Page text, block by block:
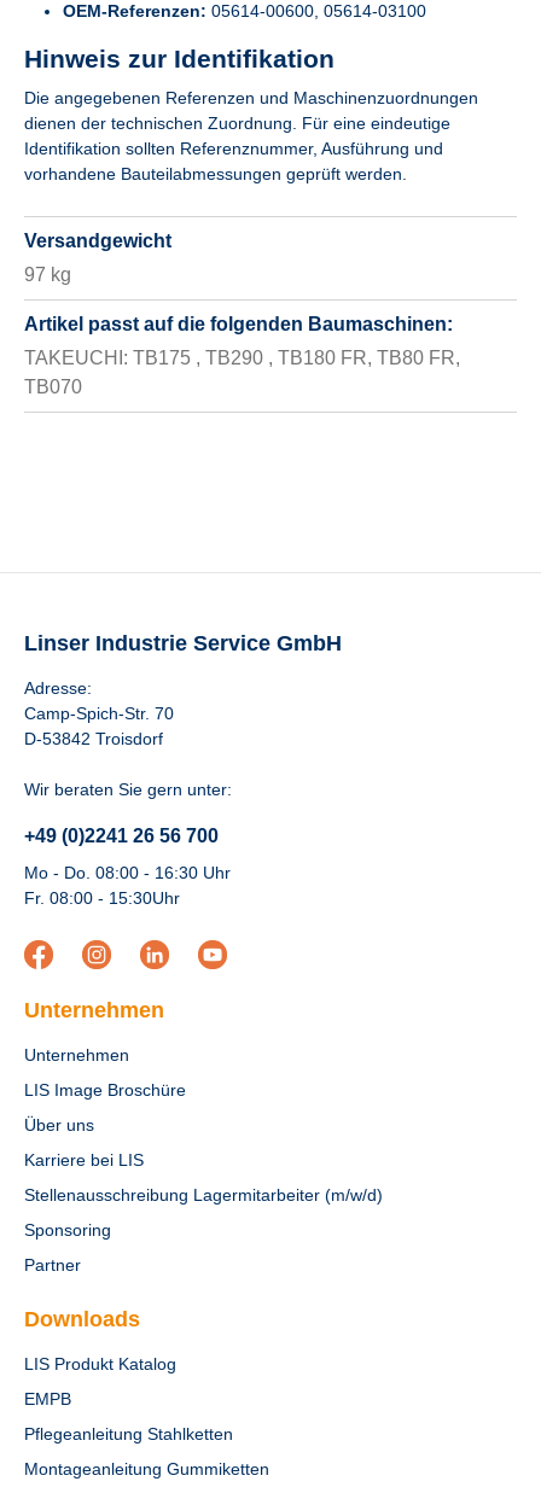
OEM-Referenzen: 05614-00600, 05614-03100
Hinweis zur Identifikation
Die angegebenen Referenzen und Maschinenzuordnungen
dienen der technischen Zuordnung. Für eine eindeutige
Identifikation sollten Referenznummer, Ausführung und
vorhandene Bauteilabmessungen geprüft werden.
Versandgewicht
97 kg
Artikel passt auf die folgenden Baumaschinen:
TAKEUCHI: TB175 , TB290 , TB180 FR, TB80 FR,
TB070
Linser Industrie Service GmbH
Adresse:
Camp-Spich-Str. 70
D-53842 Troisdorf
Wir beraten Sie gern unter:
+49 (0)2241 26 56 700
Mo - Do. 08:00 - 16:30 Uhr
Fr. 08:00 - 15:30Uhr
Unternehmen
Unternehmen
LIS Image Broschüre
Über uns
Karriere bei LIS
Stellenausschreibung Lagermitarbeiter (m/w/d)
Sponsoring
Partner
Downloads
LIS Produkt Katalog
EMPB
Pflegeanleitung Stahlketten
Montageanleitung Gummiketten